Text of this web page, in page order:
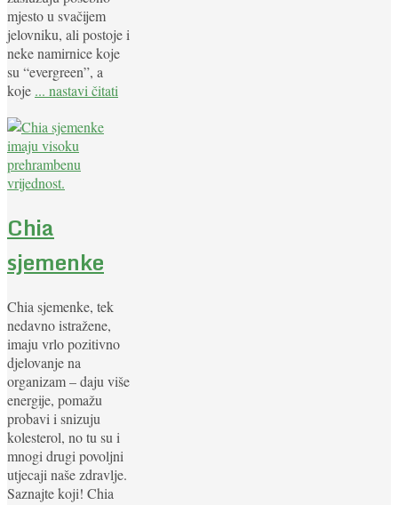
mjesto u svačijem
jelovniku, ali postoje i
neke namirnice koje
su “evergreen”, a
koje ... nastavi čitati
Chia
sjemenke
Chia sjemenke, tek
nedavno istražene,
imaju vrlo pozitivno
djelovanje na
organizam – daju više
energije, pomažu
probavi i snizuju
kolesterol, no tu su i
mnogi drugi povoljni
utjecaji naše zdravlje.
Saznajte koji! Chia